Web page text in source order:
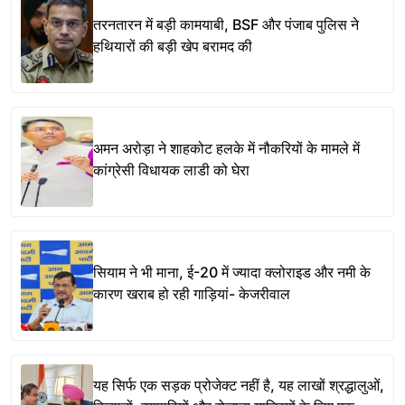
तरनतारन में बड़ी कामयाबी, BSF और पंजाब पुलिस ने
हथियारों की बड़ी खेप बरामद की
अमन अरोड़ा ने शाहकोट हलके में नौकरियों के मामले में
कांग्रेसी विधायक लाडी को घेरा
सियाम ने भी माना, ई-20 में ज्यादा क्लोराइड और नमी के
कारण खराब हो रही गाड़ियां- केजरीवाल
यह सिर्फ एक सड़क प्रोजेक्ट नहीं है, यह लाखों श्रद्धालुओं,